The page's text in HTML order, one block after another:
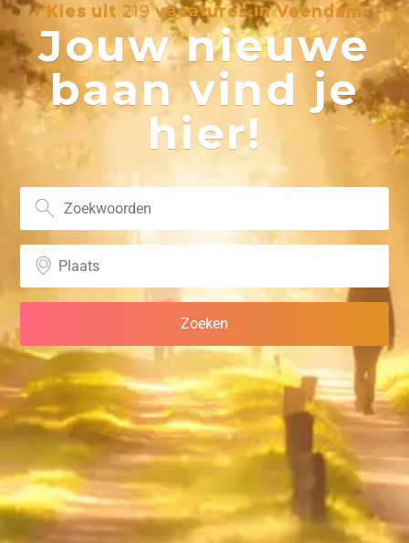
Kies uit 219vacatures in Veendam
Jouw nieuwe
baan vind je
hier!